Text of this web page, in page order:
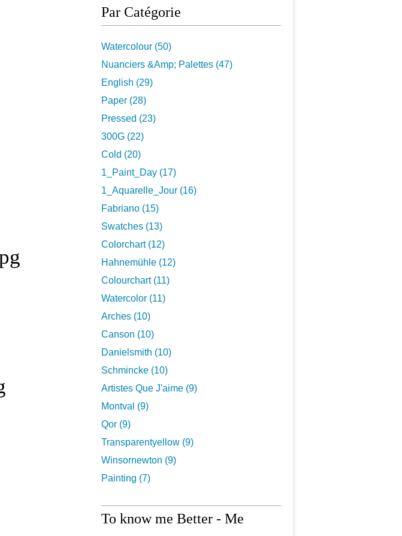
Par Catégorie
Watercolour (50)
Nuanciers &Amp; Palettes (47)
English (29)
Paper (28)
Pressed (23)
300G (22)
Cold (20)
1_Paint_Day (17)
1_Aquarelle_Jour (16)
Fabriano (15)
Swatches (13)
Colorchart (12)
Hahnemühle (12)
Colourchart (11)
Watercolor (11)
Arches (10)
Canson (10)
Danielsmith (10)
Schmincke (10)
Artistes Que J'aime (9)
Montval (9)
Qor (9)
Transparentyellow (9)
Winsornewton (9)
Painting (7)
To know me Better - Me